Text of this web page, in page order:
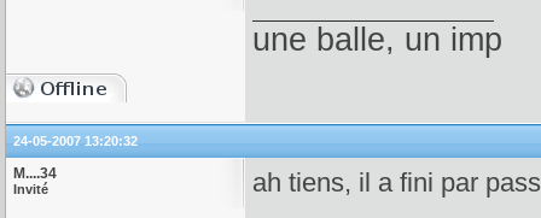
une balle, un imp
24-05-2007 13:20:32
M....34
Invité ah tiens, il a fini par